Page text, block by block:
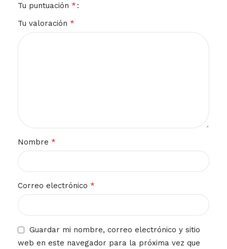
Tu puntuación *
Tu valoración *
Nombre *
Correo electrónico *
Guardar mi nombre, correo electrónico y sitio
web en este navegador para la próxima vez que